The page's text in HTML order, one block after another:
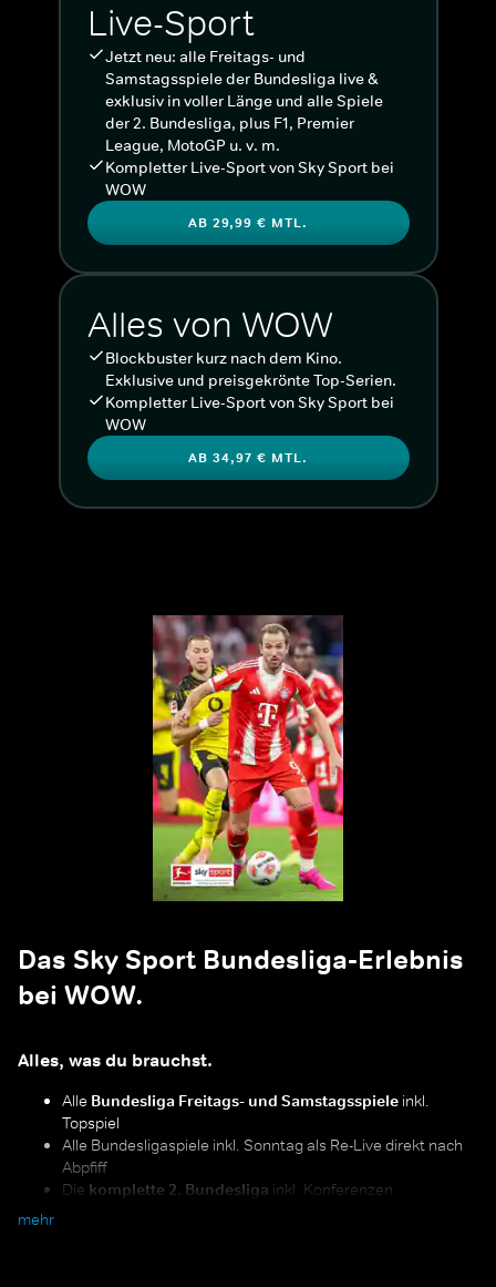
Live-Sport
Jetzt neu: alle Freitags- und
Samstagsspiele der Bundesliga live &
exklusiv in voller Länge und alle Spiele
der 2. Bundesliga, plus F1, Premier
League, MotoGP u. v. m.
Kompletter Live-Sport von Sky Sport bei
WOW
AB 29,99 € MTL.
Alles von WOW
Blockbuster kurz nach dem Kino.
Exklusive und preisgekrönte Top-Serien.
Kompletter Live-Sport von Sky Sport bei
WOW
AB 34,97 € MTL.
Das Sky Sport Bundesliga-Erlebnis
bei WOW.
Alles, was du brauchst.
Alle Bundesliga Freitags- und Samstagsspiele inkl.
Topspiel
Alle Bundesligaspiele inkl. Sonntag als Re-Live direkt nach
Abpfiff
Die komplette 2. Bundesliga inkl. Konferenzen
mehr